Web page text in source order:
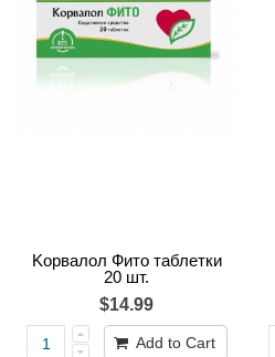
Kорвалол Фито таблетки
20 шт.
$14.99
Add to Cart